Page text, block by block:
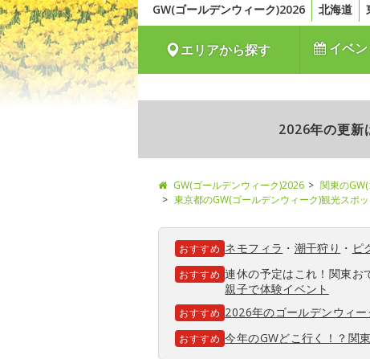
GW(ゴールデンウィーク)2026 北海道
エリアから探す イベン
2026年の更新
GW(ゴールデンウィーク)2026 関東の
東京都のGW(ゴールデンウィーク)観光スポッ
おすすめ ネモフィラ ・ 潮干狩り ・ ピ
おすすめ 連休の予定はこれ！関東お
親子で体験イベント
おすすめ 2026年のゴールデンウィ
おすすめ 今年のGWどこ行く！？関